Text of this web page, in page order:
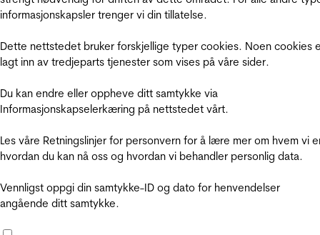
informasjonskapsler trenger vi din tillatelse.
Dette nettstedet bruker forskjellige typer cookies. Noen cookies
lagt inn av tredjeparts tjenester som vises på våre sider.
Du kan endre eller oppheve ditt samtykke via
Informasjonskapselerkæring på nettstedet vårt.
Les våre Retningslinjer for personvern for å lære mer om hvem vi
hvordan du kan nå oss og hvordan vi behandler personlig data.
Vennligst oppgi din samtykke-ID og dato for henvendelser
angående ditt samtykke.